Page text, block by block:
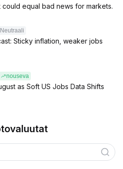
equal bad news for markets.
Neutraali
Sticky inflation, weaker jobs
nouseva
as Soft US Jobs Data Shifts